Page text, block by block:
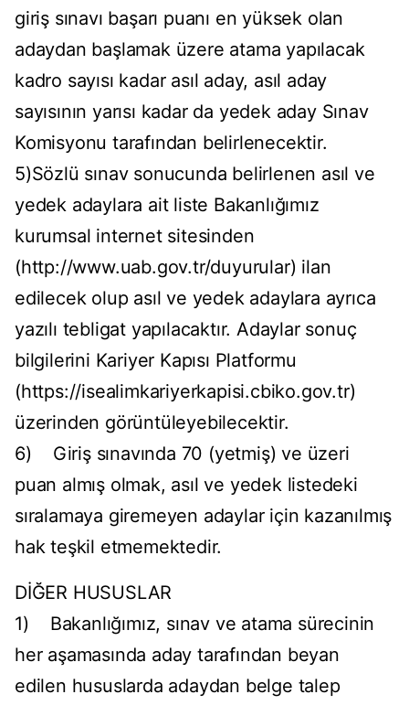
giriş sınavı başarı puanı en yüksek olan
adaydan başlamak üzere atama yapılacak
kadro sayısı kadar asıl aday, asıl aday
sayısının yarısı kadar da yedek aday Sınav
Komisyonu tarafından belirlenecektir.
5)Sözlü sınav sonucunda belirlenen asıl ve
yedek adaylara ait liste Bakanlığımız
kurumsal internet sitesinden
(http://www.uab.gov.tr/duyurular) ilan
edilecek olup asıl ve yedek adaylara ayrıca
yazılı tebligat yapılacaktır. Adaylar sonuç
bilgilerini Kariyer Kapısı Platformu
(https://isealimkariyerkapisi.cbiko.gov.tr)
üzerinden görüntüleyebilecektir.
6) Giriş sınavında 70 (yetmiş) ve üzeri
puan almış olmak, asıl ve yedek listedeki
sıralamaya giremeyen adaylar için kazanılmış
hak teşkil etmemektedir.
DİĞER HUSUSLAR
1) Bakanlığımız, sınav ve atama sürecinin
her aşamasında aday tarafından beyan
edilen hususlarda adaydan belge talep